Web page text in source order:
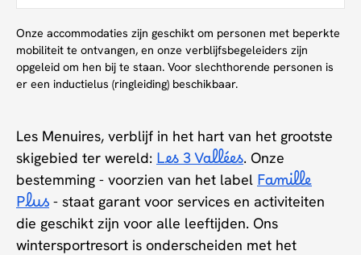
Onze accommodaties zijn geschikt om personen met beperkte
mobiliteit te ontvangen, en onze verblijfsbegeleiders zijn
opgeleid om hen bij te staan. Voor slechthorende personen is
er een inductielus (ringleiding) beschikbaar.
Les Menuires, verblijf in het hart van het grootste
skigebied ter wereld: Les 3 Vallées. Onze
bestemming - voorzien van het label Famille
Plus - staat garant voor services en activiteiten
die geschikt zijn voor alle leeftijden. Ons
wintersportresort is onderscheiden met het